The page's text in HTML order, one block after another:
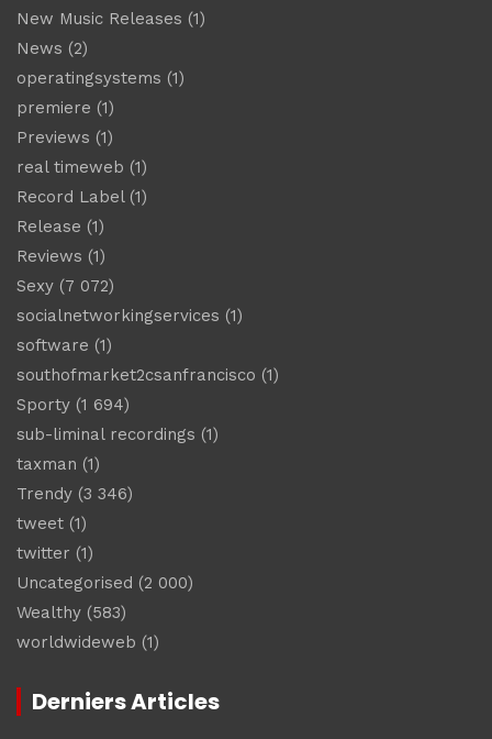
New Music Releases (1)
News (2)
operatingsystems (1)
premiere (1)
Previews (1)
real timeweb (1)
Record Label(1)
Release (1)
Reviews (1)
Sexy (7 072)
socialnetworkingservices (1)
software (1)
southofmarket2csanfrancisco (1)
Sporty (1 694)
sub-liminal recordings (1)
taxman (1)
Trendy (3 346)
tweet (1)
twitter (1)
Uncategorised (2 000)
Wealthy (583)
worldwideweb (1)
Derniers Articles